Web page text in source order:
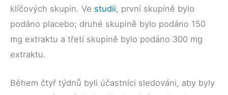
klíčových skupin. Ve studii, první skupině bylo
podáno placebo; druhé skupině bylo podáno 150
mg extraktu a třetí skupině bylo podáno 300 mg
extraktu.
Během čtyř týdnů byli účastníci sledováni, aby byly